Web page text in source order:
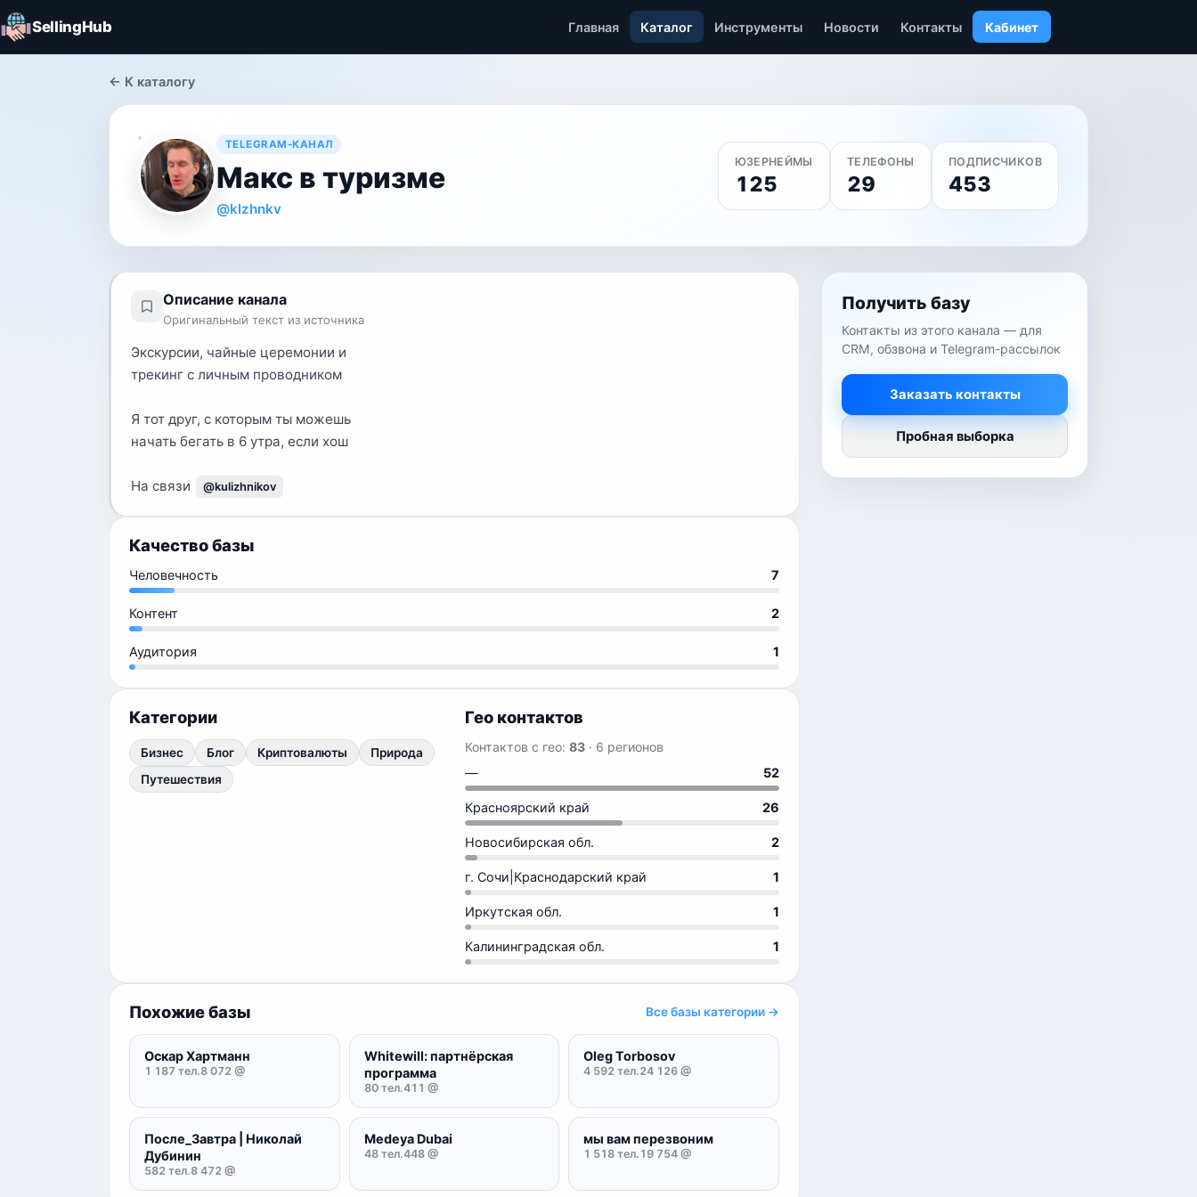
SellingHub Главная Каталог Инструменты Новости Контакты Кабинет
← К каталогу
TELEGRAM-КАНАЛ
Макс в туризме
@klzhnkv
ЮЗЕРНЕЙМЫ
125
ТЕЛЕФОНЫ
29
ПОДПИСЧИКОВ
453
Описание канала
Оригинальный текст из источника
Экскурсии, чайные церемонии и
трекинг с личным проводником
Я тот друг, с которым ты можешь
начать бегать в 6 утра, если хош
На связи @kulizhnikov
Качество базы
Человечность 7
Контент 2
Аудитория 1
Категории
Бизнес Блог Криптовалюты
Природа
Путешествия
Гео контактов
Контактов с гео: 83 · 6 регионов
—
52
Красноярский край 26
Новосибирская обл. 2
г. Сочи|Краснодарский край 1
Иркутская обл. 1
Калининградская обл. 1
Похожие базы Все базы категории →
Оскар Хартманн
1 187 тел.8 072 @
Whitewill: партнёрская
программа
80 тел.411 @
Oleg Torbosov
4 592 тел.24 126 @
После_Завтра | Николай
Дубинин
582 тел.8 472 @
Medeya Dubai
48 тел.448 @
мы вам перезвоним
1 518 тел. 19 754 @
Получить базу
Контакты из этого канала — для
CRM, обзвона и Telegram-рассылок
Заказать контакты
Пробная выборка